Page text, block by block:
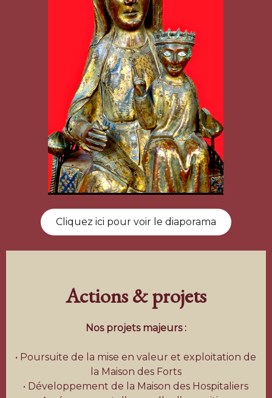
Cliquez ici pour voir le diaporama
Actions & projets
Nos projets majeurs :
• Poursuite de la mise en valeur et exploitation de
la Maison des Forts
• Développement de la Maison des Hospitaliers